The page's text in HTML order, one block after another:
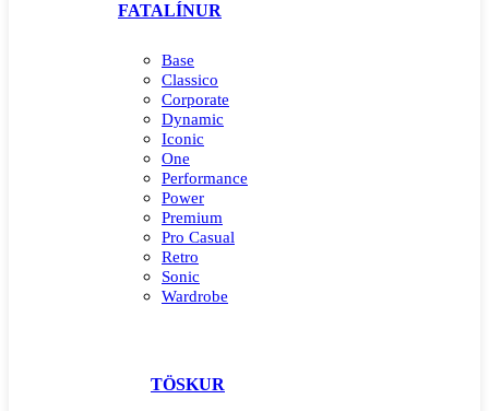
FATALÍNUR
Base
Classico
Corporate
Dynamic
Iconic
One
Performance
Power
Premium
Pro Casual
Retro
Sonic
Wardrobe
TÖSKUR